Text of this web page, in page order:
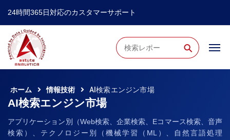
24時間365日対応のカスタマーサポート
⚲
ホーム 情報技術 AI検索エンジン市場
AI検索エンジン市場
アプリケーション別（Web検索、企業検索、Eコマース検索、音声
検索）、テクノロジー別（機械学習（ML）、自然言語処理